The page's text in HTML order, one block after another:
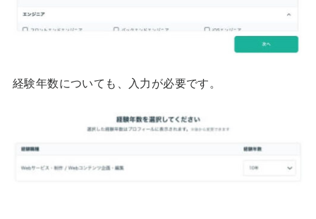
経験年数についても、入力が必要です。